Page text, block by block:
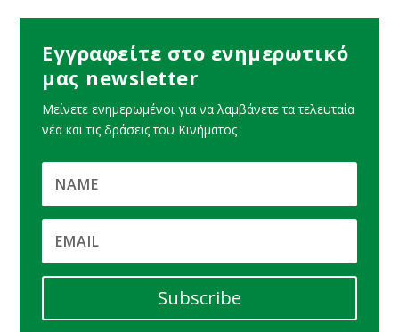
Εγγραφείτε στο ενημερωτικό
μας newsletter
Μείνετε ενημερωμένοι για να λαμβάνετε τα τελευταία
νέα και τις δράσεις του Κινήματος
Subscribe